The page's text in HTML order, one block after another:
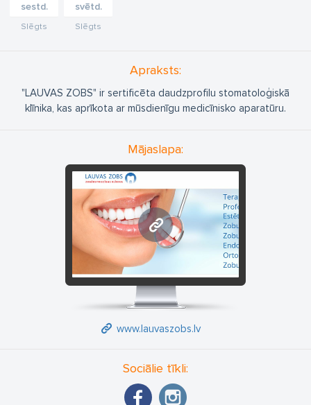
sestd.
Slēgts
svētd.
Slēgts
Apraksts:
"LAUVAS ZOBS" ir sertificēta daudzprofilu stomatoloģiskā
klīnika, kas aprīkota ar mūsdienīgu medicīnisko aparatūru.
Mājaslapa:
www.lauvaszobs.lv
www.lauvaszobs.lv
Sociālie tīkli: